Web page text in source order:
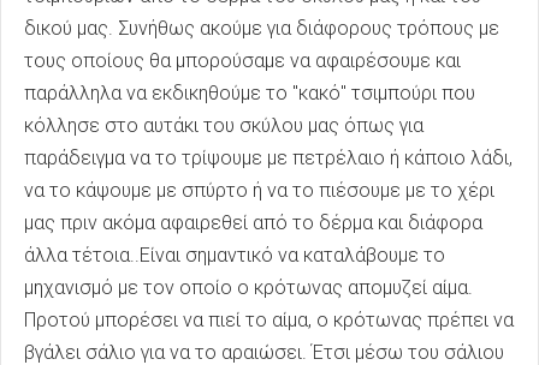
δικού μας. Συνήθως ακούμε για διάφορους τρόπους με
τους οποίους θα μπορούσαμε να αφαιρέσουμε και
παράλληλα να εκδικηθούμε το "κακό" τσιμπούρι που
κόλλησε στο αυτάκι του σκύλου μας όπως για
παράδειγμα να το τρίψουμε με πετρέλαιο ή κάποιο λάδι,
να το κάψουμε με σπύρτο ή να το πιέσουμε με το χέρι
μας πριν ακόμα αφαιρεθεί από το δέρμα και διάφορα
άλλα τέτοια..Είναι σημαντικό να καταλάβουμε το
μηχανισμό με τον οποίο ο κρότωνας απομυζεί αίμα.
Προτού μπορέσει να πιεί το αίμα, ο κρότωνας πρέπει να
βγάλει σάλιο για να το αραιώσει. Έτσι μέσω του σάλιου